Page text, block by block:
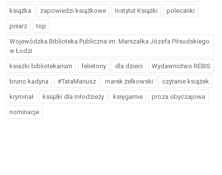
książka zapowiedzi książkowe Instytut Książki polecanki
pisarz top
Wojewódzka Biblioteka Publiczna im. Marszałka Józefa Piłsudskiego
w Łodzi
ksiazki bibliotekarium felietony dla dzieci Wydawnictwo REBIS
bruno kadyna #TataMariusz marek żelkowski czytanie książek
kryminał książki dla młodzieży księgarnie proza obyczajowa
nominacje